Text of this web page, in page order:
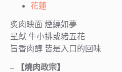
花蓮
炙肉映面 煙繞如夢
呈獻 牛小排或豬五花
旨香肉醇 皆是入口的回味
– 【燒肉政宗】